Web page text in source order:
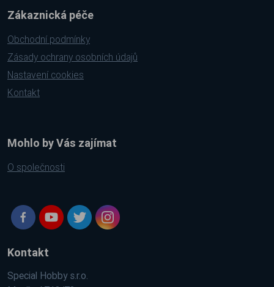
Zákaznická péče
Obchodní podmínky
Zásady ochrany osobních údajů
Nastavení cookies
Kontakt
Mohlo by Vás zajímat
O společnosti
Kontakt
Special Hobby s.r.o.